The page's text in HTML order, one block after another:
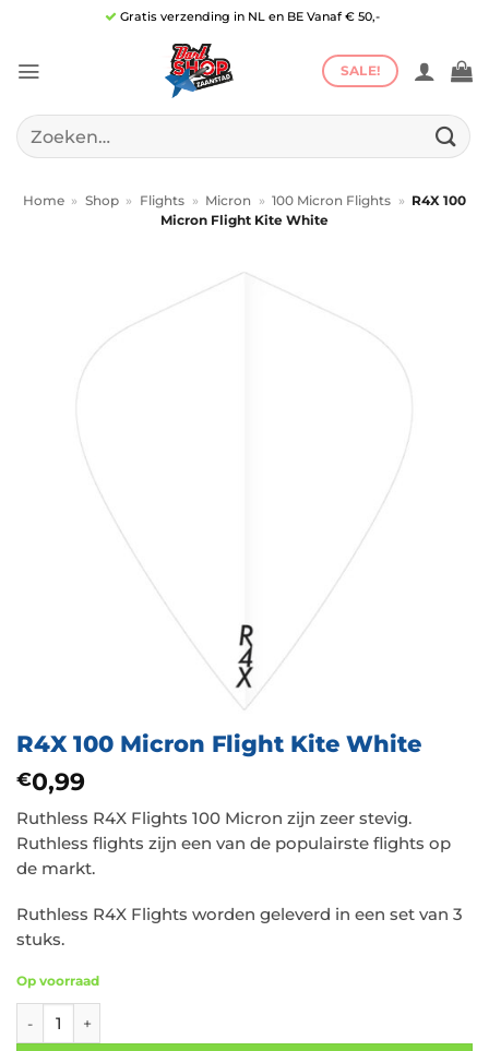
inhoud
Gratis verzending in NL en BE Vanaf € 50,-
SALE!
Zoeken
naar:
Home » Shop » Flights » Micron » 100 Micron Flights » R4X 100
Micron Flight Kite White
R4X 100 Micron Flight Kite White
€0,99
Ruthless R4X Flights 100 Micron zijn zeer stevig.
Ruthless flights zijn een van de populairste flights op
de markt.
Ruthless R4X Flights worden geleverd in een set van 3
stuks.
Op voorraad